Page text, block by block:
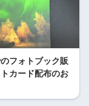
フォトブック販
カード配布のお